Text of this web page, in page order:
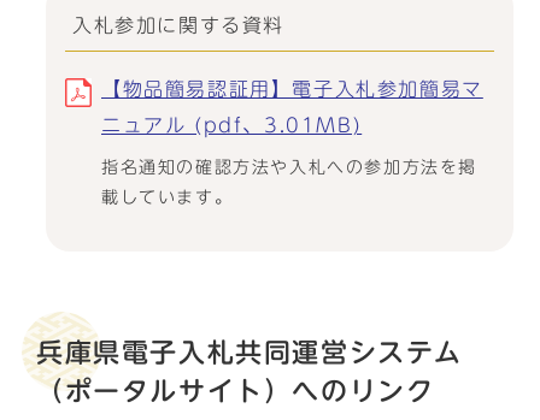
入札参加に関する資料
【物品簡易認証用】電子入札参加簡易マ
ニュアル (pdf、3.01MB)
指名通知の確認方法や入札への参加方法を掲
載しています。
兵庫県電子入札共同運営システム
（ポータルサイト）へのリンク